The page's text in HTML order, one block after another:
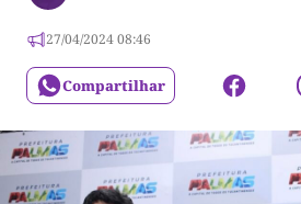
27/04/2024 08:46
Compartilhar